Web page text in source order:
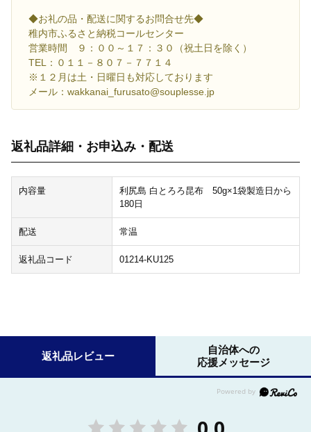
◆お礼の品・配送に関するお問合せ先◆
稚内市ふるさと納税コールセンター
営業時間 ９：００～１７：３０（祝土日を除く）
TEL：０１１－８０７－７７１４
※１２月は土・日曜日も対応しております
メール：wakkanai_furusato@souplesse.jp
返礼品詳細・お申込み・配送
内容量
利尻島 白とろろ昆布 50g×1袋製造日から
180日
配送 常温
返礼品コード 01214-KU125
返礼品レビュー
自治体への
応援メッセージ